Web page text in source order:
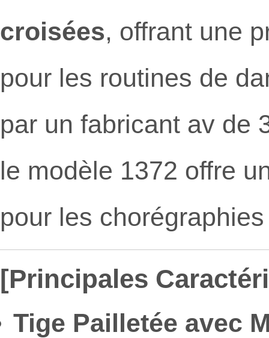
croisées, offrant une
pour les routines de
par un fabricant av de
le modèle 1372 offre
pour les
[Principales
Tige Pailletée avec